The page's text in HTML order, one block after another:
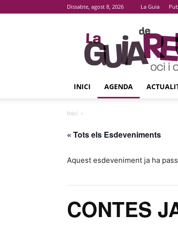
Dissabte, agost 8, 2026 La Guia
La
Guia
De
Reus
INICI AGENDA
Inici
« Tots els Esdeveniments
Aquest esdeveniment ja ha
CONTES